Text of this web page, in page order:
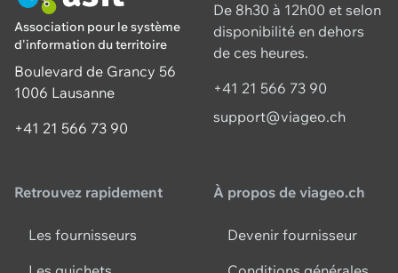
Association pour le système
d'information du territoire
Boulevard de Grancy 56
1006 Lausanne
+41 21 566 73 90
De 8h30 à 12h00 et selon
disponibilité en dehors
de ces heures.
+41 21 566 73 90
support@viageo.ch
Retrouvez rapidement
Les fournisseurs
À propos de viageo.ch
Devenir fournisseur